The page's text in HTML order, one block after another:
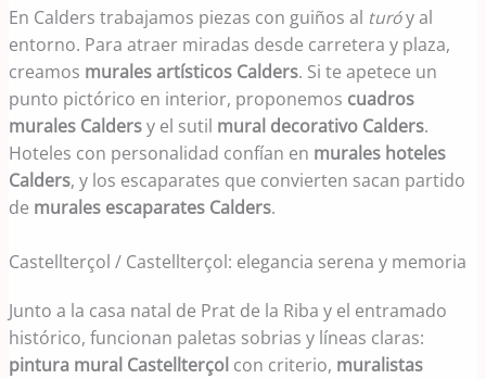
En Calders trabajamos piezas con guiños al turóy al
entorno. Para atraer miradas desde carretera y plaza,
creamos murales artísticos Calders. Si te apetece un
punto pictórico en interior, proponemos cuadros
murales Caldersy el sutil mural decorativo Calders.
Hoteles con personalidad confían en murales hoteles
Calders, y los escaparates que convierten sacan partido
de murales escaparates Calders.
Castellterçol / Castellterçol: elegancia serena y memoria
Junto a la casa natal de Prat de la Riba y el entramado
histórico, funcionan paletas sobrias y líneas claras:
pintura mural Castellterçol con criterio, muralistas